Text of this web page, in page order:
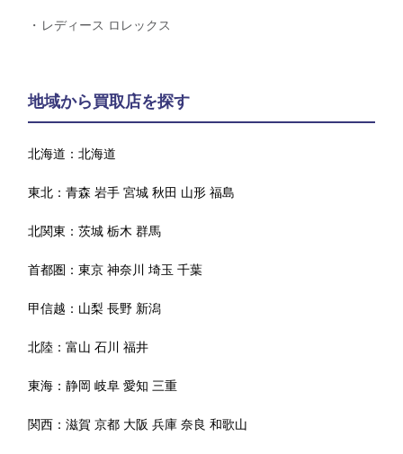
レディース ロレックス
地域から買取店を探す
北海道：北海道
東北：青森 岩手 宮城 秋田 山形 福島
北関東：茨城 栃木 群馬
首都圏：東京 神奈川 埼玉 千葉
甲信越： 山梨 長野 新潟
北陸：富山 石川 福井
東海：静岡 岐阜 愛知 三重
関西：滋賀 京都 大阪 兵庫 奈良 和歌山